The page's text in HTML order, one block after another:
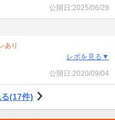
公開日:2025/06/29
あり
レポを見る▼
公開日:2020/09/04
(17件)